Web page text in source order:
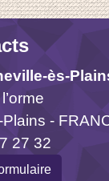
ès-
-
27 32